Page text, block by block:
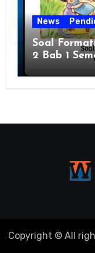
News
Soal
2 Bab 1
Copyright © All